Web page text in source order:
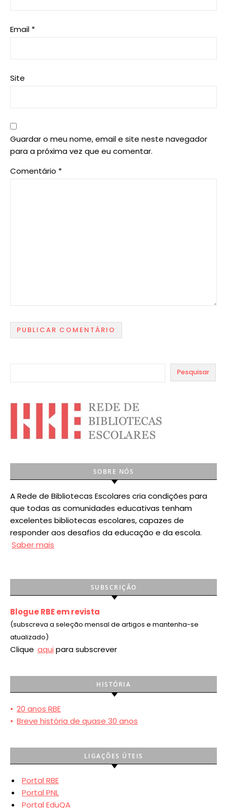
Email *
Site
Guardar o meu nome, email e site neste navegador
para a próxima vez que eu comentar.
Comentário *
Pesquisar
SOBRE NÓS
A Rede de Bibliotecas Escolares cria condições para
que todas as comunidades educativas tenham
excelentes bibliotecas escolares, capazes de
responder aos desafios da educação e da escola.
Saber mais
SUBSCRIÇÃO
Blogue RBE em revista
(subscreva a seleção mensal de artigos e mantenha-se
atualizado)
Clique aqui para subscrever
HISTÓRIA
• 20 anos RBE
• Breve história de quase 30 anos
LIGAÇÕES ÚTEIS
Portal RBE
Portal PNL
Portal EduQA